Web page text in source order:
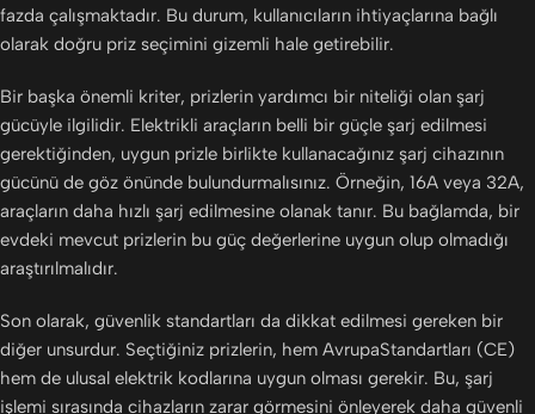
fazda çalışmaktadır. Bu durum, kullanıcıların ihtiyaçlarına bağlı
olarak doğru priz seçimini gizemli hale getirebilir.
Bir başka önemli kriter, prizlerin yardımcı bir niteliği olan şarj
gücüyle ilgilidir. Elektrikli araçların belli bir güçle şarj edilmesi
gerektiğinden, uygun prizle birlikte kullanacağınız şarj cihazının
gücünü de göz önünde bulundurmalısınız. Örneğin, 16A veya 32A,
araçların daha hızlı şarj edilmesine olanak tanır. Bu bağlamda, bir
evdeki mevcut prizlerin bu güç değerlerine uygun olup olmadığı
araştırılmalıdır.
Son olarak, güvenlik standartları da dikkat edilmesi gereken bir
diğer unsurdur. Seçtiğiniz prizlerin, hem AvrupaStandartları (CE)
hem de ulusal elektrik kodlarına uygun olması gerekir. Bu, şarj
işlemi sırasında cihazların zarar görmesini önleyerek daha güvenli